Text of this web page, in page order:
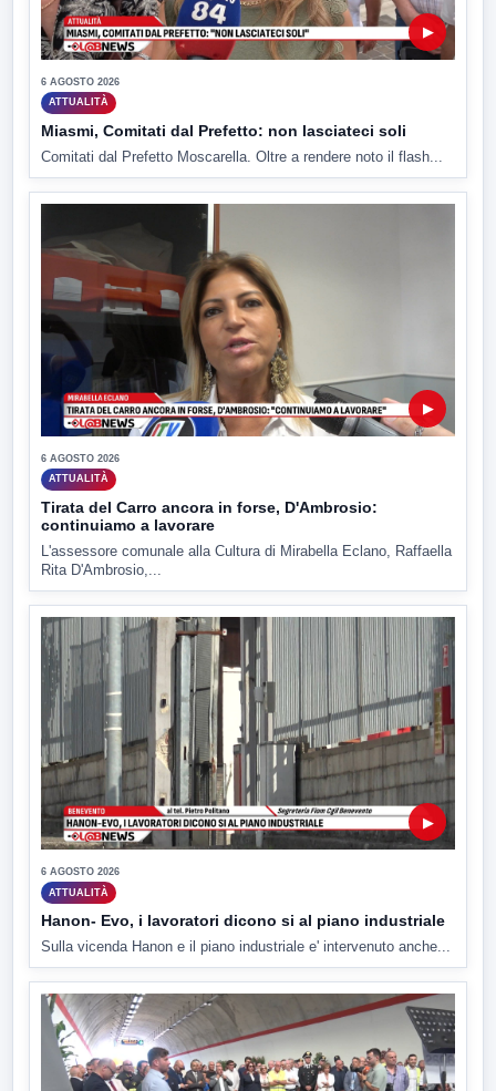
▶
6 AGOSTO 2026
ATTUALITÀ
Miasmi, Comitati dal Prefetto: non lasciateci soli
Comitati dal Prefetto Moscarella. Oltre a rendere noto il flash...
▶
6 AGOSTO 2026
ATTUALITÀ
Tirata del Carro ancora in forse, D'Ambrosio:
continuiamo a lavorare
L'assessore comunale alla Cultura di Mirabella Eclano, Raffaella
Rita D'Ambrosio,...
▶
6 AGOSTO 2026
ATTUALITÀ
Hanon- Evo, i lavoratori dicono si al piano industriale
Sulla vicenda Hanon e il piano industriale e' intervenuto anche...